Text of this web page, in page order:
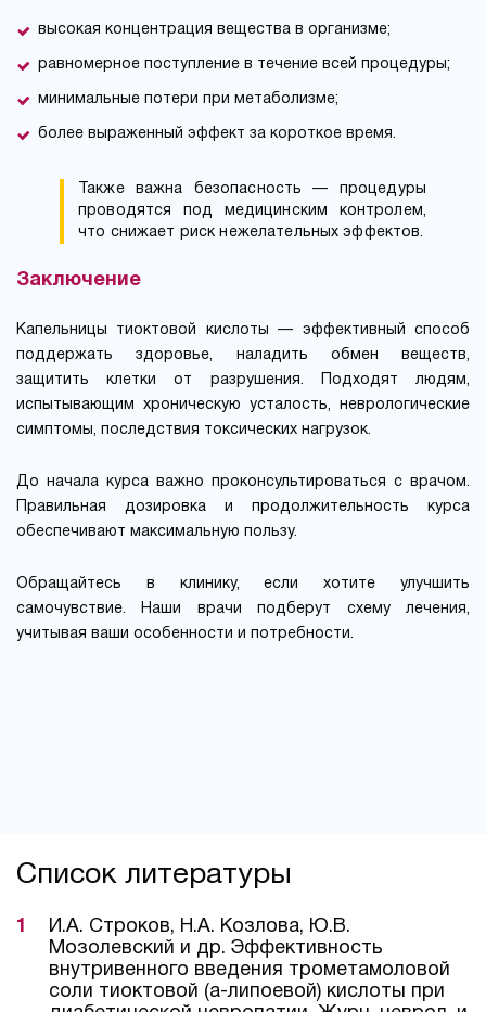
высокая концентрация вещества в организме;
равномерное поступление в течение всей процедуры;
минимальные потери при метаболизме;
более выраженный эффект за короткое время.
Также важна безопасность — процедуры
проводятся под медицинским контролем,
что снижает риск нежелательных эффектов.
Заключение
Капельницы тиоктовой кислоты — эффективный способ
поддержать здоровье, наладить обмен веществ,
защитить клетки от разрушения. Подходят людям,
испытывающим хроническую усталость, неврологические
симптомы, последствия токсических нагрузок.
До начала курса важно проконсультироваться с врачом.
Правильная дозировка и продолжительность курса
обеспечивают максимальную пользу.
Обращайтесь в клинику, если хотите улучшить
самочувствие. Наши врачи подберут схему лечения,
учитывая ваши особенности и потребности.
Список литературы
И.А. Строков, Н.А. Козлова, Ю.В.
Мозолевский и др. Эффективность
внутривенного введения трометамоловой
соли тиоктовой (а-липоевой) кислоты при